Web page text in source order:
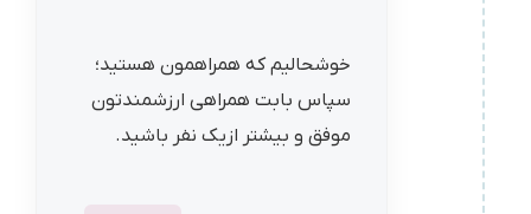
خوشحالیم که همراهمون هستید؛
سپاس بابت همراهی ارزشمندتون
موفق و بیشتر ازیک نفر باشید.